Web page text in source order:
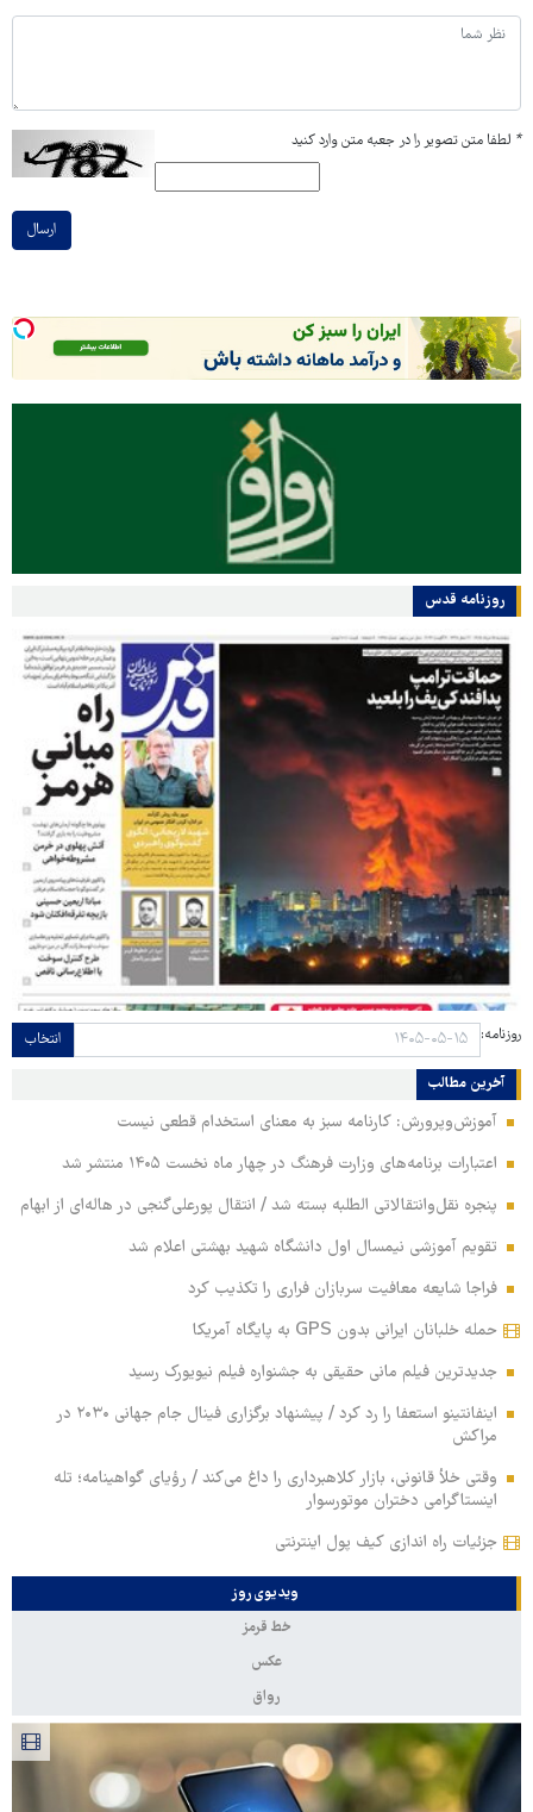
* لطفا متن تصویر را در جعبه متن وارد کنید
ارسال
روزنامه قدس
روزنامه: انتخاب
آخرین مطالب
آموزش‌وپرورش: کارنامه سبز به معنای استخدام قطعی نیست
اعتبارات برنامه‌های وزارت فرهنگ در چهار ماه نخست ۱۴۰۵ منتشر شد
پنجره نقل‌وانتقالاتی الطلبه بسته شد / انتقال پورعلی‌گنجی در هاله‌ای از ابهام
تقویم آموزشی نیمسال اول دانشگاه شهید بهشتی اعلام شد
فراجا شایعه معافیت سربازان فراری را تکذیب کرد
حمله خلبانان ایرانی بدون GPS به پایگاه آمریکا
جدیدترین فیلم مانی حقیقی به جشنواره فیلم نیویورک رسید
اینفانتینو استعفا را رد کرد / پیشنهاد برگزاری فینال جام جهانی ۲۰۳۰ در
مراکش
وقتی خلأ قانونی، بازار کلاهبرداری را داغ می‌کند / رؤیای گواهینامه؛ تله
اینستاگرامی دختران موتورسوار
جزئیات راه اندازی کیف پول اینترنتی
ویدیوی روز
خط قرمز
عکس
رواق